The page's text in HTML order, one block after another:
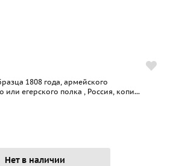
1808 года, армейского
или егерского полка , Россия, копи...
Нет в наличии